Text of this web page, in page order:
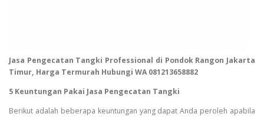
Jasa Pengecatan Tangki Professional di Pondok Rangon Jakarta
Timur, Harga Termurah Hubungi WA 081213658882
5 Keuntungan Pakai Jasa Pengecatan Tangki
Berikut adalah beberapa keuntungan yang dapat Anda peroleh apabila